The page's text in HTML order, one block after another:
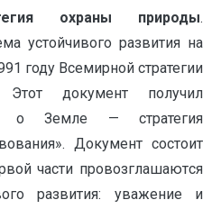
охраны природы.
устойчивого развития на
году Все­мирной стратегии
документ получил
о Земле — стратегия
Документ состоит
части провозглашают­ся
развития: уважение и